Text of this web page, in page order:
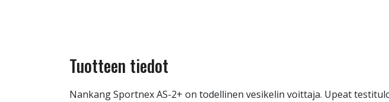
Tuotteen tiedot
Nankang Sportnex AS-2+ on todellinen vesikelin voittaja. Upeat